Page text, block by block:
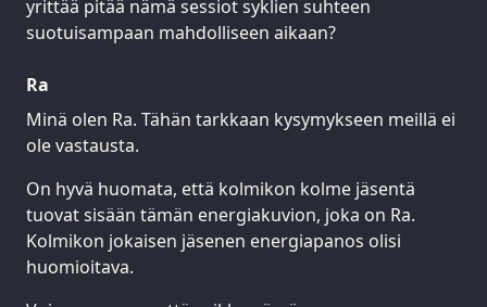
yrittää pitää nämä sessiot syklien suhteen
suotuisampaan mahdolliseen aikaan?
Ra
Minä olen Ra. Tähän tarkkaan kysymykseen meillä ei
ole vastausta.
On hyvä huomata, että kolmikon kolme jäsentä
tuovat sisään tämän energiakuvion, joka on Ra.
Kolmikon jokaisen jäsenen energiapanos olisi
huomioitava.